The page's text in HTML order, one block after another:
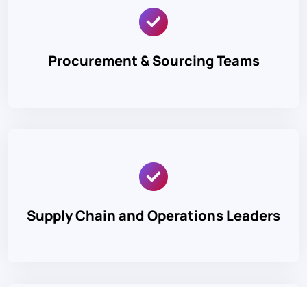
Procurement & Sourcing Teams
Supply Chain and Operations Leaders